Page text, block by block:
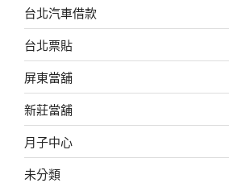
台北汽車借款
台北票貼
屏東當舖
新莊當舖
月子中心
未分類